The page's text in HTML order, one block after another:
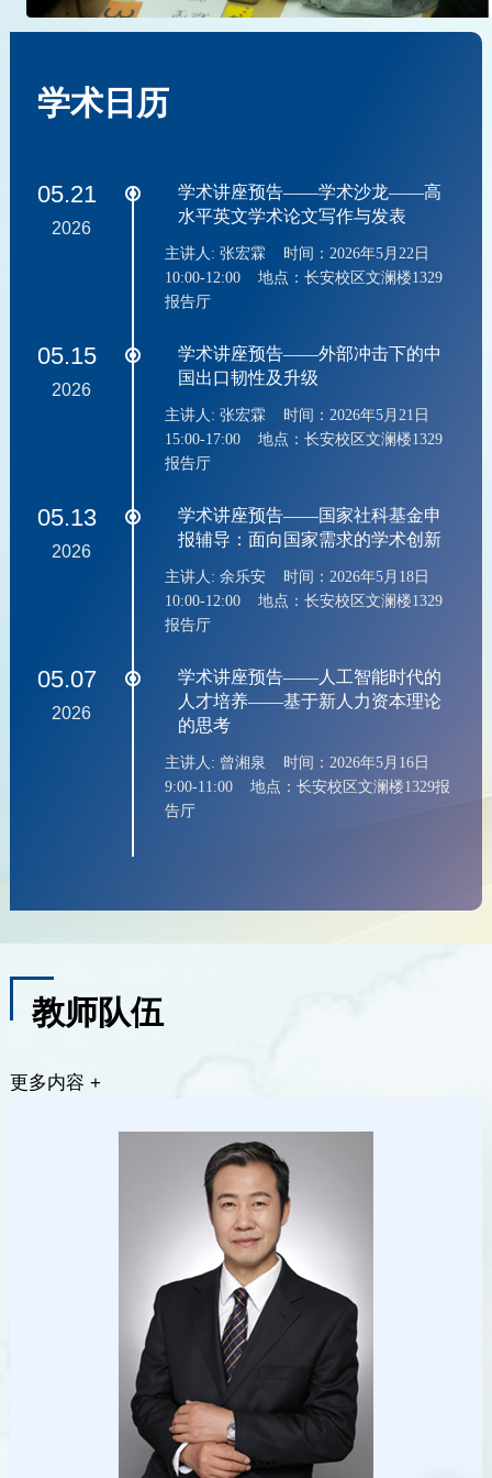
学术日历
05.21
2026
学术讲座预告——学术沙龙——高
水平英文学术论文写作与发表
主讲人: 张宏霖 时间：2026年5月22日
10:00-12:00 地点：长安校区文澜楼1329
报告厅
05.15
2026
学术讲座预告——外部冲击下的中
国出口韧性及升级
主讲人: 张宏霖 时间：2026年5月21日
15:00-17:00 地点：长安校区文澜楼1329
报告厅
05.13
2026
学术讲座预告——国家社科基金申
报辅导：面向国家需求的学术创新
主讲人: 余乐安 时间：2026年5月18日
10:00-12:00 地点：长安校区文澜楼1329
报告厅
05.07
2026
学术讲座预告——人工智能时代的
人才培养——基于新人力资本理论
的思考
主讲人: 曾湘泉 时间：2026年5月16日
9:00-11:00 地点：长安校区文澜楼1329报
告厅
教师队伍
更多内容 +